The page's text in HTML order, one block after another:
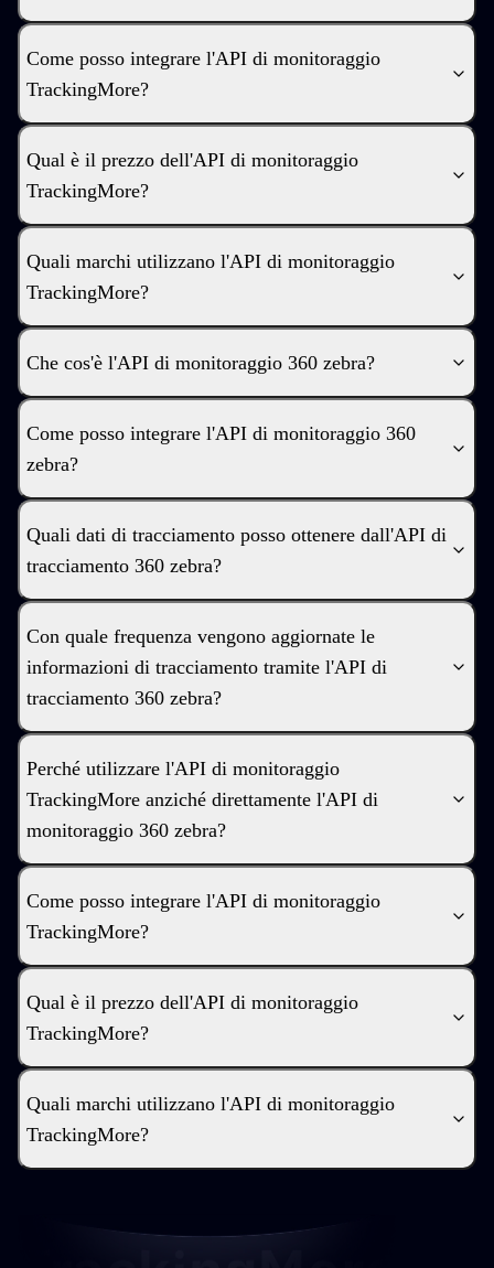
Come posso integrare l'API di monitoraggio
TrackingMore?
Qual è il prezzo dell'API di monitoraggio
TrackingMore?
Quali marchi utilizzano l'API di monitoraggio
TrackingMore?
Che cos'è l'API di monitoraggio 360 zebra?
Come posso integrare l'API di monitoraggio 360
zebra?
Quali dati di tracciamento posso ottenere dall'API di
tracciamento 360 zebra?
Con quale frequenza vengono aggiornate le
informazioni di tracciamento tramite l'API di
tracciamento 360 zebra?
Perché utilizzare l'API di monitoraggio
TrackingMore anziché direttamente l'API di
monitoraggio 360 zebra?
Come posso integrare l'API di monitoraggio
TrackingMore?
Qual è il prezzo dell'API di monitoraggio
TrackingMore?
Quali marchi utilizzano l'API di monitoraggio
TrackingMore?